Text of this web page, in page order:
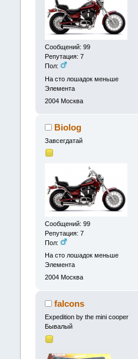
Сообщений: 99
Репутация: 7
Пол:
На сто лошадок меньше
Элемента
2004 Москва
Biolog
Завсегдатай
Сообщений: 99
Репутация: 7
Пол:
На сто лошадок меньше
Элемента
2004 Москва
falcons
Expedition by the mini cooper
Бывалый